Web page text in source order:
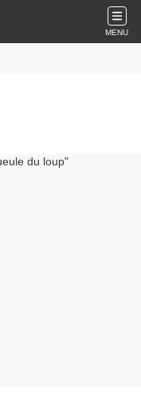
MENU